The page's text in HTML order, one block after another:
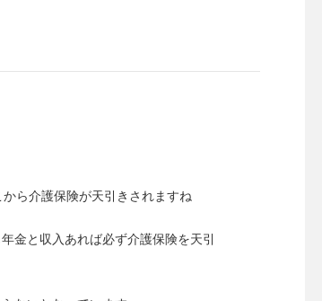
ら介護保険が天引きされますね
金と収入あれば必ず介護保険を天引